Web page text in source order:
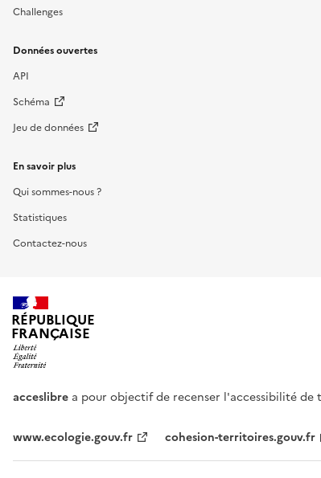
Challenges
Données ouvertes
API
Schéma
Jeu de données
En savoir plus
Qui sommes-nous ?
Statistiques
Contactez-nous
RÉPUBLIQUE
FRANÇAISE
acceslibre a pour objectif de recenser l'accessibilité de
www.ecologie.gouv.fr cohesion-territoires.gouv.fr